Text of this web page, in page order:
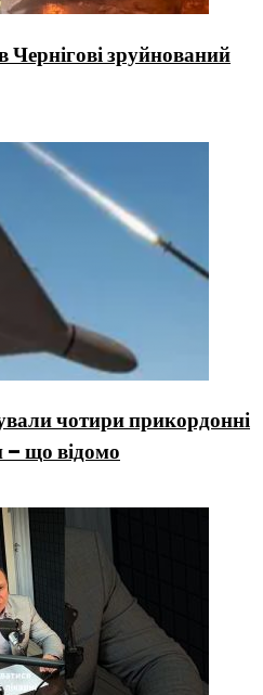
Чернігові зруйнований
чотири прикордонні
– що відомо